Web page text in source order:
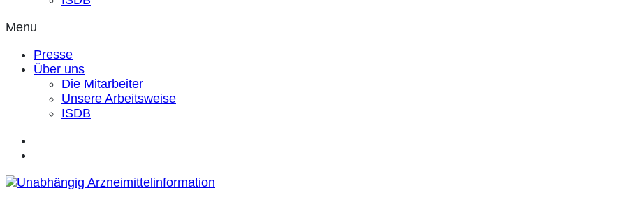
Menu
Presse
Über uns
Die Mitarbeiter
Unsere Arbeitsweise
ISDB